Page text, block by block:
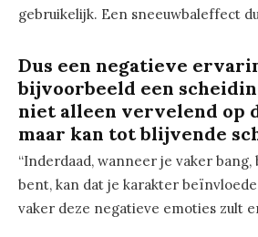
gebruikelijk. Een sneeuwbaleffect
Dus een negatieve
bijvoorbeeld een
niet alleen vervelend op
maar kan tot blijvende
“Inderdaad, wanneer je vaker
bent, kan dat je karakter
vaker deze negatieve emoties zult